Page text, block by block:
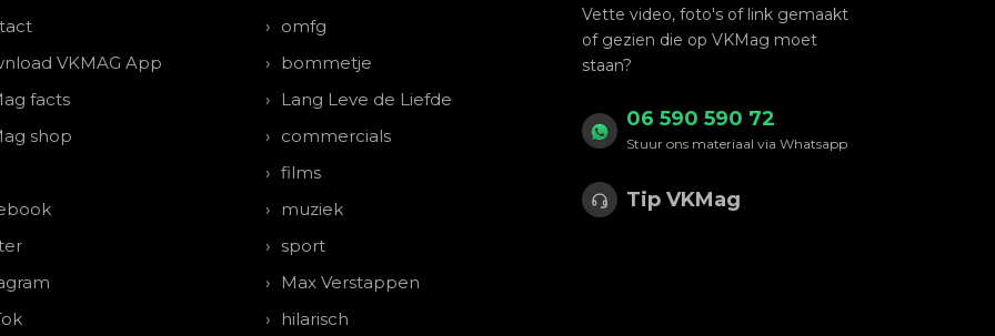
VKMAG App
facts
shop
omfg
bommetje
Lang Leve de Liefde
commercials
films
muziek
sport
Max Verstappen
hilarisch
Vette video, foto's of link gemaakt
of gezien die op VKMag moet
staan?
06 590 590 72
Stuur ons materiaal via Whatsapp
Tip VKMag